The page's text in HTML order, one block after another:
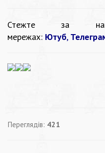
Стежте за
мережах: Ютуб,
Переглядів: 421